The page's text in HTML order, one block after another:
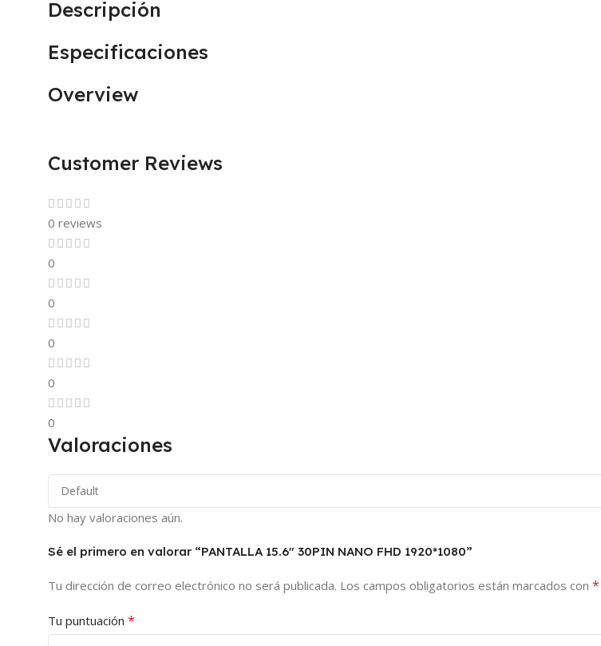
Descripción
Especificaciones
Overview
Customer Reviews
0 reviews
0
0
0
0
0
Valoraciones
No hay valoraciones aún.
Sé el primero en valorar “PANTALLA 15.6″ 30PIN NANO FHD 1920*1080”
Tu dirección de correo electrónico no será publicada. Los campos obligatorios están marcados con *
Tu puntuación *